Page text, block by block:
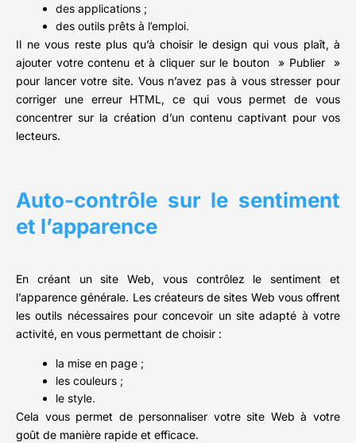
des applications ;
des outils prêts à l’emploi.
Il ne vous reste plus qu’à choisir le design qui vous plaît, à
ajouter votre contenu et à cliquer sur le bouton » Publier »
pour lancer votre site. Vous n’avez pas à vous stresser pour
corriger une erreur HTML, ce qui vous permet de vous
concentrer sur la création d’un contenu captivant pour vos
lecteurs.
Auto-contrôle sur le sentiment
et l’apparence
En créant un site Web, vous contrôlez le sentiment et
l’apparence générale. Les créateurs de sites Web vous offrent
les outils nécessaires pour concevoir un site adapté à votre
activité, en vous permettant de choisir :
la mise en page ;
les couleurs ;
le style.
Cela vous permet de personnaliser votre site Web à votre
goût de manière rapide et efficace.